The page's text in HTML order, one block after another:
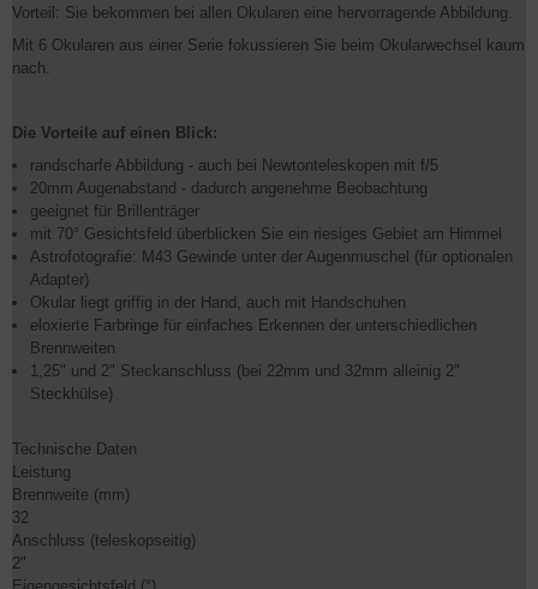
Vorteil: Sie bekommen bei allen Okularen eine hervorragende Abbildung.
Mit 6 Okularen aus einer Serie fokussieren Sie beim Okularwechsel kaum
nach.
Die Vorteile auf einen Blick:
randscharfe Abbildung - auch bei Newtonteleskopen mit f/5
20mm Augenabstand - dadurch angenehme Beobachtung
geeignet für Brillenträger
mit 70° Gesichtsfeld überblicken Sie ein riesiges Gebiet am Himmel
Astrofotografie: M43 Gewinde unter der Augenmuschel (für optionalen
Adapter)
Okular liegt griffig in der Hand, auch mit Handschuhen
eloxierte Farbringe für einfaches Erkennen der unterschiedlichen
Brennweiten
1,25" und 2" Steckanschluss (bei 22mm und 32mm alleinig 2"
Steckhülse)
Technische Daten
Leistung
Brennweite (mm)
32
Anschluss (teleskopseitig)
2"